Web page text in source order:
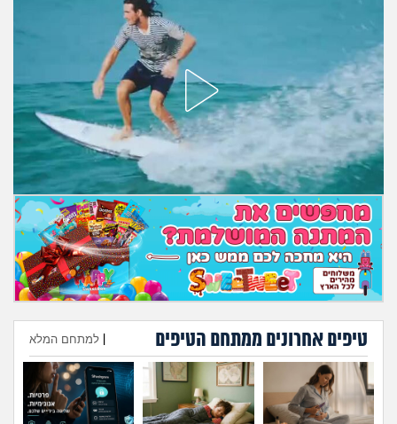
חברים ואנשים
בית, שכנים ושותפים
מה שעובר עליי
שומרים על הגוף
פיננסי וכלכלה
בין הסדינים
חיות מחמד
יוקר המחיה
גאווה
טיפים אחרונים ממתחם הטיפים למתחם המלא
הוספת טיפ